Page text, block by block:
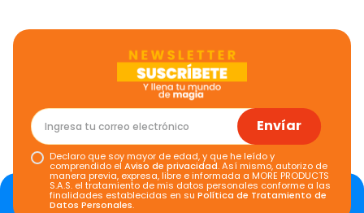
Envíar
Declaro que soy mayor de edad, y que he leído y
comprendido elAviso de privacidad. Así mismo, autorizo de
manera previa, expresa, libre e informada a MORE PRODUCTS
S.A.S. el tratamiento de mis datos personales conforme a las
finalidades establecidas en suPolítica de Tratamiento de
Datos Personales.